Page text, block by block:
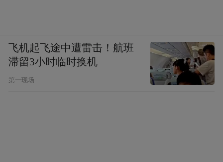
飞机起飞途中遭雷击！航班
滞留3小时临时换机
第一现场